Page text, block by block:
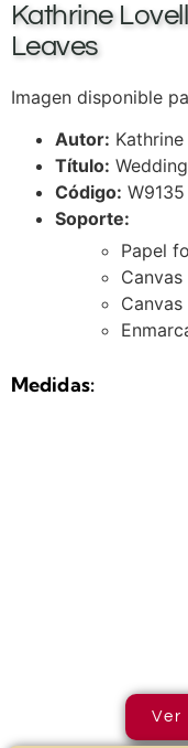
Kathrine
Leaves
Imagen disponible
Autor:
Título:
Código: W9135
Soporte:
Papel
Canvas
Medidas:
Ver